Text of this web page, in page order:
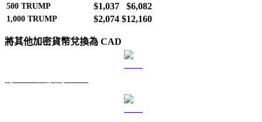
500 TRUMP $1,037 $6,082
1,000 TRUMP $2,074 $12,160
將其他加密貨幣兌換為 CAD